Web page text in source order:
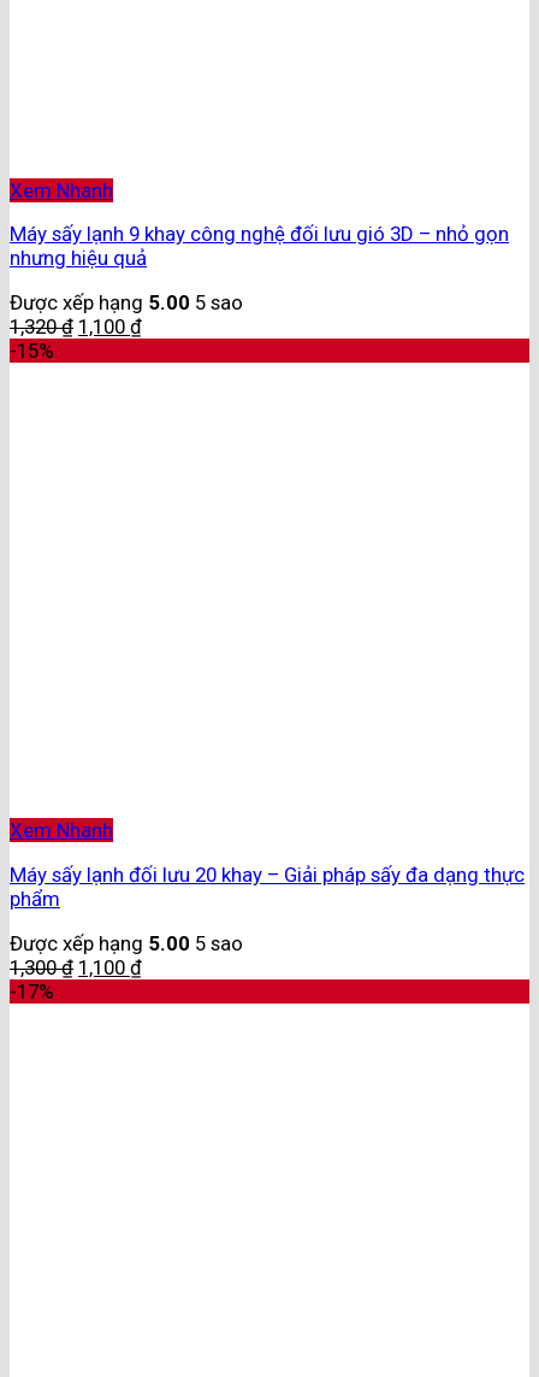
Xem Nhanh
Máy sấy lạnh 9 khay công nghệ đối lưu gió 3D – nhỏ gọn
nhưng hiệu quả
Được xếp hạng 5.00 5 sao
1,320₫ 1,100 ₫
-15%
Xem Nhanh
Máy sấy lạnh đối lưu 20 khay – Giải pháp sấy đa dạng thực
phẩm
Được xếp hạng 5.00 5 sao
1,300₫ 1,100 ₫
-17%